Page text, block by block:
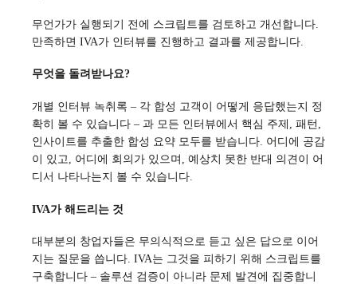
무언가가 실행되기 전에 스크립트를 검토하고 개선합니다.
만족하면 IVA가 인터뷰를 진행하고 결과를 제공합니다.
무엇을 돌려받나요?
개별 인터뷰 녹취록 – 각 합성 고객이 어떻게 응답했는지 정
확히 볼 수 있습니다 – 과 모든 인터뷰에서 핵심 주제, 패턴,
인사이트를 추출한 합성 요약 모두를 받습니다. 어디에 공감
이 있고, 어디에 회의가 있으며, 예상치 못한 반대 의견이 어
디서 나타나는지 볼 수 있습니다.
IVA가 해드리는 것
대부분의 창업자들은 무의식적으로 듣고 싶은 답으로 이어
지는 질문을 씁니다. IVA는 그것을 피하기 위해 스크립트를
구축합니다 – 솔루션 검증이 아니라 문제 발견에 집중합니